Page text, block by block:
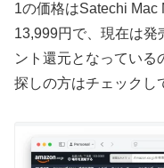
1の価格はSatechi Mac
13,999円で、現在は発
ント還元となっている
探しの方はチェックし